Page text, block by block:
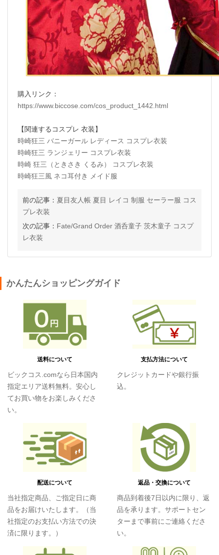
購入リンク：
https://www.biccose.com/cos_product_1442.html
【関連するコスプレ 衣装】
時崎狂三 バニーガール レディース コスプレ衣装
時崎狂三 ランジェリー コスプレ衣装
時崎 狂三（ときさき くるみ） コスプレ衣装
時崎狂三風 ネコ耳付き メイド服
前の記事： 夏目友人帳 夏目 レイコ 制服 セーラー服 コス
プレ衣装
次の記事： Fate/Grand Order 酒呑童子 茨木童子 コスプ
レ衣装
かんたんショッピングガイド
送料について
ビックコス.comなら日本国内
指定エリア送料無料。安心し
てお買い物をお楽しみくださ
い。
支払方法について
クレジットカードや銀行振
込。
配送について
当社指定商品、ご指定日に商
品をお届けいたします。（当
社指定のお支払い方法での決
済に限ります。）
返品・交換について
商品到着後7日以内に限り、返
品を承ります。サポートセン
ターまで事前にご連絡くださ
い。